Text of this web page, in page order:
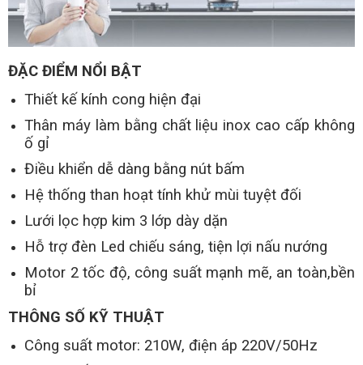
ĐẶC ĐIỂM NỔI BẬT
Thiết kế kính cong hiện đại
Thân máy làm bằng chất liệu inox cao cấp không
ố gỉ
Điều khiển dễ dàng bằng nút bấm
Hệ thống than hoạt tính khử mùi tuyệt đối
Lưới lọc hợp kim 3 lớp dày dặn
Hỗ trợ đèn Led chiếu sáng, tiện lợi nấu nướng
Motor 2 tốc độ, công suất mạnh mẽ, an toàn,bền
bỉ
THÔNG SỐ KỸ THUẬT
Công suất motor: 210W, điện áp 220V/50Hz